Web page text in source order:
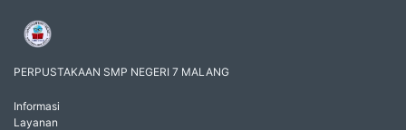
PERPUSTAKAAN SMP NEGERI 7 MALANG
Informasi
Layanan